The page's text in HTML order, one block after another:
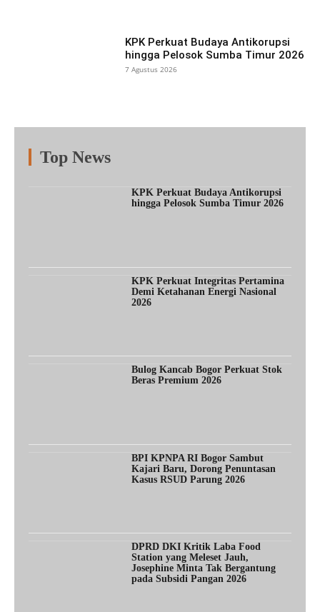
KPK Perkuat Budaya Antikorupsi
hingga Pelosok Sumba Timur 2026
7 Agustus 2026
Top News
KPK Perkuat Budaya Antikorupsi
hingga Pelosok Sumba Timur 2026
KPK Perkuat Integritas Pertamina
Demi Ketahanan Energi Nasional
2026
Bulog Kancab Bogor Perkuat Stok
Beras Premium 2026
BPI KPNPA RI Bogor Sambut
Kajari Baru, Dorong Penuntasan
Kasus RSUD Parung 2026
DPRD DKI Kritik Laba Food
Station yang Meleset Jauh,
Josephine Minta Tak Bergantung
pada Subsidi Pangan 2026